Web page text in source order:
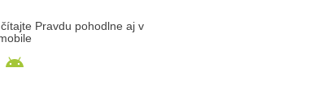
Pravdu pohodlne aj v